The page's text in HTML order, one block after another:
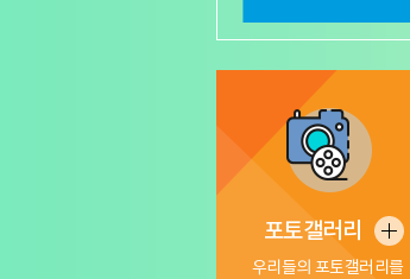
포토갤러리
더
보
우리들의 포토갤러리를